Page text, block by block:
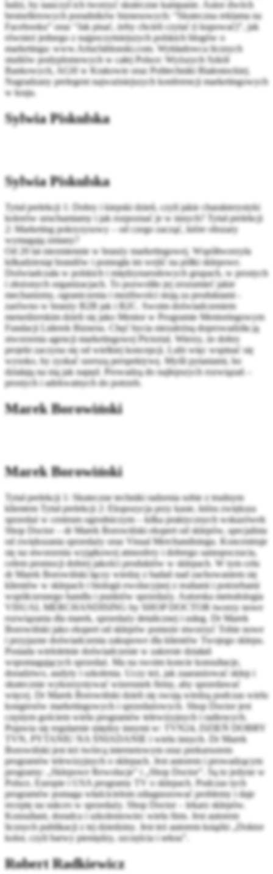
ludzi, by nauczył ich tworzyć skuteczne kampanie. Autor dwóch
bestsellerowych poradników biznesowych: “Skuteczna reklama na
Facebooku” oraz “Jak pisać, żeby chcieli czytać (i kupować)”, jak
również jednego z najpoczytniejszych polskich blogów o
marketingu: www.ArturJablonski.com. Wykładowca licznych
studiów podyplomowych w całej Polsce: Wyższych Szkół
Bankowych, AGH w Krakowie oraz Politechniki Białostockiej.
Nagradzany prelegent najważniejszych konferencji marketingowych
w kraju.
Sylwia Piskulska
Sylwia Piskulska
Tytuł prelekcji 1: Dobry i kiepski dzień, czyli jakie charakterystyki
kolorów uruchamiamy i jak rozpoznać je w innych? Tytuł prelekcji
2: Marketing pokryzysowy – od czego zacząć, które obszary
wymagają zmiany?
Od 20 lat niezmiennie w branży marketingowej. Współtworzyła
kilkadziesiąt brandów i pomogła im wejść na półki sklepowe.
Doświadczała w polskich i międzynarodowych grupach, w prostych
i złożonych organizacjach. To pozwoliło jej zrozumieć jakie
mechanizmy, ograniczenia i możliwości stoją za produktami -
zarówno w branży B2B jak i B2C. Swoim doświadczeniem
menedżerskim dzieli się jako Mentor w Programie Mentoringowym
Fundacji Liderek Biznesu. Chęć bycia niezależną doprowadziła ją
stworzenia agencji marketingowej Pictorial. Wierzy, że dobry
projekt zaczyna się od wielkiej koncepcji. Lubi więc wspinać się
wysoko, by zyskać szerszą perspektywę. Myśli pytaniami, bo
działają na nią jak napęd. Prowadzą do najlepszych rozwiązań –
prostych i adekwatnych do potrzeb.
Marek Borowiński
Marek Borowiński
Tytuł prelekcji 1: Skuteczne techniki radzenia sobie z trudnym
klientem Tytuł prelekcji 2: Ekspozycja przy kasie, która zwiększa
sprzedaż w centrum ogrodniczym – kilka praktycznych wskazówek
Shop Doctor – dr Marek Borowiński ekspert od sklepów, specjalista
od zwiększania sprzedaży oraz Visual Merchandisingu. Koncentruje
się na stworzeniu wyjątkowej atmosfery i dobrego samopoczucia,
celem promocji dobrej jakości produktów w sklepach. W tym celu
dr Marek Borowiński łączy wiedzę z badań nad zachowaniem się
klientów w sklepach i biologii ewolucyjnej z realiami i potrzebami
współczesnego handlu i punktów sprzedaży. Autorska metodologia
VISUAL MERCHANDISING by SHOP DOCTOR tworzy nowe
rozwiązania dla marek, sprzedaży detalicznej i usług. Dr Marek
Borowiński jako ekspert od sklepów pomoże stworzyć Tobie nowe
i przyjazne doświadczenia zakupowe dla klientów Twojego sklepu.
Posiada wieloletnie doświadczenie w zakresie działań
wspomagających sprzedaż. Ma na swoim koncie konsultacje,
doradztwo, audyty i szkolenia. Uczy też, jak zaaranżować sklep i
skutecznie wykorzystywać wizerunek firmy, aby sprzedawać
więcej. Dr Marek Borowiński dzieli się swoją wiedzą podczas wielu
kongresów marketingowych i sprzedażowych. Shop Doctor jest
częstym gościem wielu programów telewizyjnych i radiowych.
Pojawia się regularnie między innymi w: TVN24, DZIEŃ DOBRY
TVN, PYTANIU NA ŚNIADANIE i wielu innych. Dr Marek
Borowiński jest też twórcą internetowym oraz prekursorem
programów telewizyjnych o sklepach. Jest autorem i prowadzącym
programy: „Sklepowe Rewolucje” i „Shop Doctor”. Są to jedyne w
Polsce, Europie i USA programy TV o sklepach. Podczas tych
programów pomaga właścicielom zdiagnozować problemy i daje
receptę na sukces w sprzedaży. Shop Doctor – lekarz sklepów.
Konsultant, doradca i szkoleniowiec wielu firm. Jest autorem
licznych publikacji z tej dziedziny. Jest też autorem książki „Doktor
kolor, czyli barwy pieniędzy, szczęścia i seksu”.
Robert Radkiewicz